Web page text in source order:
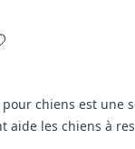
pour chiens est
aide les chiens à